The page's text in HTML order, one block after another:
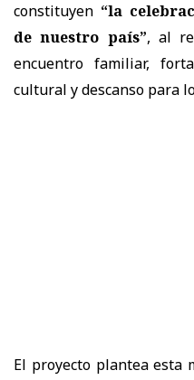
constituyen “la
de nuestro país”, al
encuentro familiar,
cultural y descanso para
El proyecto plantea esta